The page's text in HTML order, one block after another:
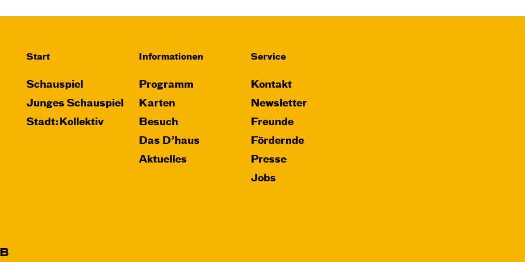
Central 1
Karten
Matts Johan Leenders
Karten
Fr, 25.12. / 16:00 –
Start
Schauspiel
Junges Schauspiel
Stadt:Kollektiv
Informationen
Programm
Karten
Besuch
Das D’haus
Aktuelles
Service
Kontakt
Newsletter
Freunde
Fördernde
Presse
Jobs